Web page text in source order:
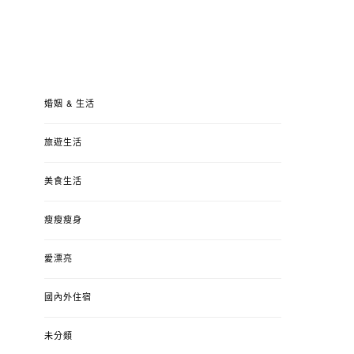
婚姻 & 生活
旅遊生活
美食生活
瘦瘦瘦身
愛漂亮
國內外住宿
未分類